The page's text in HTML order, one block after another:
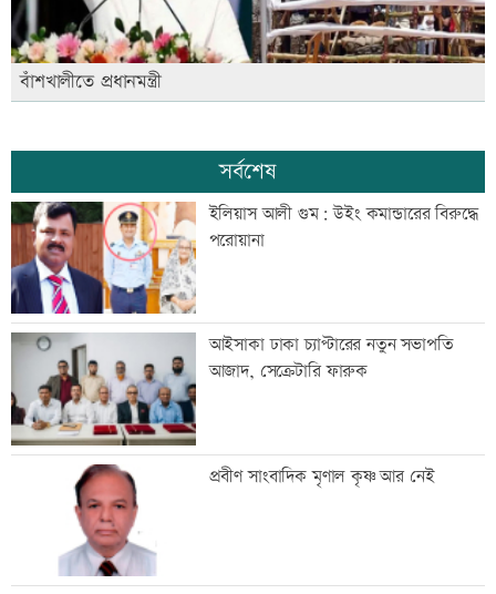
বাঁশখালীতে প্রধানমন্ত্রী
সর্বশেষ
ইলিয়াস আলী গুম: উইং কমান্ডারের বিরুদ্ধে
পরোয়ানা
আইসাকা ঢাকা চ্যাপ্টারের নতুন সভাপতি
আজাদ, সেক্রেটারি ফারুক
প্রবীণ সাংবাদিক মৃণাল কৃষ্ণ আর নেই